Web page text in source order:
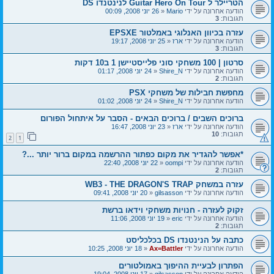
הטריילר ל Guitar Hero On Tour לנינטנדו DS
הודעה אחרונה על ידי Mario
« 26 יוני 2008, 00:09
תגובות: 3
עזרה בכיוון האנלוגי באמלטור EPSXE
הודעה אחרונה על ידי ארז « 25 יוני 2008, 19:17
תגובות: 3
סרטון | 100 משחקי סוני פלייסטיישן 1 ב10 דקות
הודעה אחרונה על ידי Shire_N
« 24 יוני 2008, 01:17
תגובות: 2
מחפשת חבילות של משחקי PSX
הודעה אחרונה על ידי Shire_N
« 24 יוני 2008, 01:02
ברוכים השבים / ברוכים הבאים - הסבר על איתחול הפורום
הודעה אחרונה על ידי ארז « 23 יוני 2008, 16:47
תגובות: 10
1
2
*אפשר להגדיר את מקום כפתור ההרשמה במקום ברור יותר ...?
הודעה אחרונה על ידי oompi
« 22 יוני 2008, 22:40
תגובות: 2
עזרה במשחק WB3 - THE DRAGON'S TRAP
הודעה אחרונה על ידי gilsasson
« 20 יוני 2008, 09:41
זקוק לעזרה - חנויות משחקי וידאו ברשת
הודעה אחרונה על ידי eric
« 19 יוני 2008, 11:06
תגובות: 2
כתבה על הנינטנדו DS בכלכליסט
הודעה אחרונה על ידיAx=Battler
« 18 יוני 2008, 10:25
הפתרון לבעיית ההיפוך באמולטורים